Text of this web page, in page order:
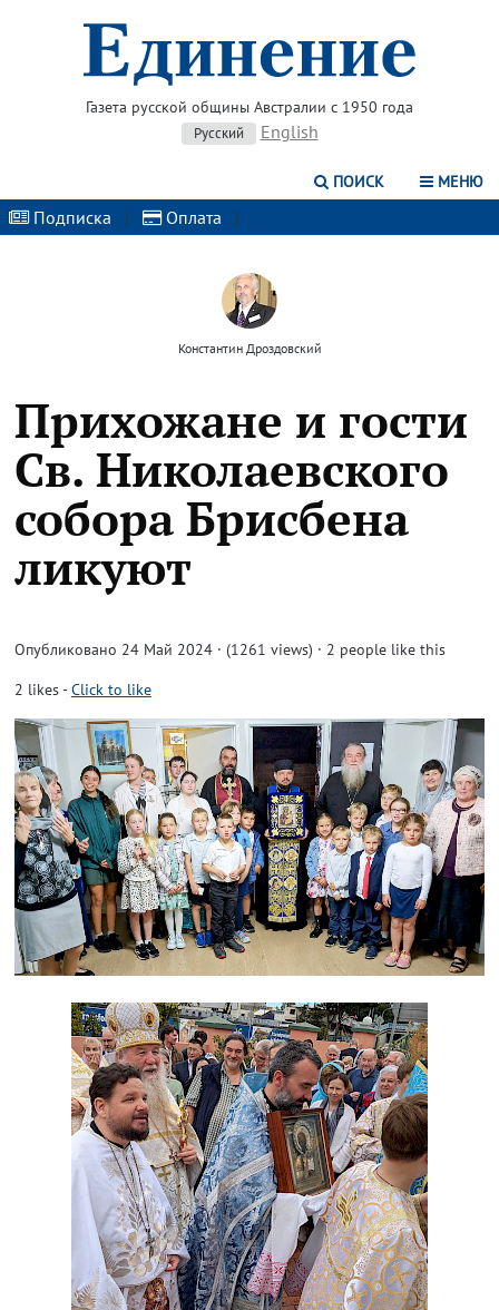
Газета русской общины Австралии с 1950 года
Русский English
ПОИСК МЕНЮ
Подписка | Оплата |
Константин Дроздовский
Прихожане и гости
Св. Николаевского
собора Брисбена
ликуют
Опубликовано 24 Май 2024 · (1261 views) · 2 people like this
2 likes-Click to like